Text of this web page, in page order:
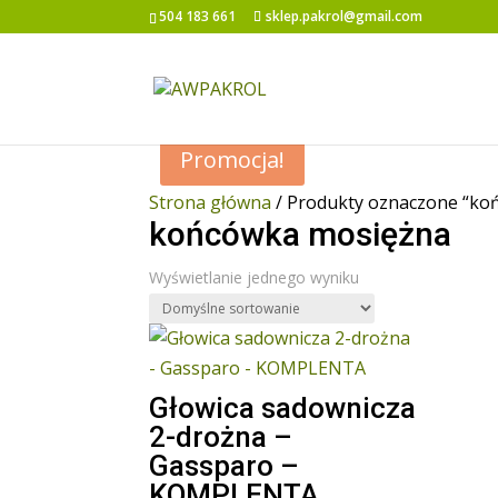
504 183 661 sklep.pakrol@gmail.com
Strona główna / Produkty oznaczone
końcówka mosiężna
Wyświetlanie jednego wyniku
Promocja!
Głowica sadownicza
2-drożna –
Gassparo –